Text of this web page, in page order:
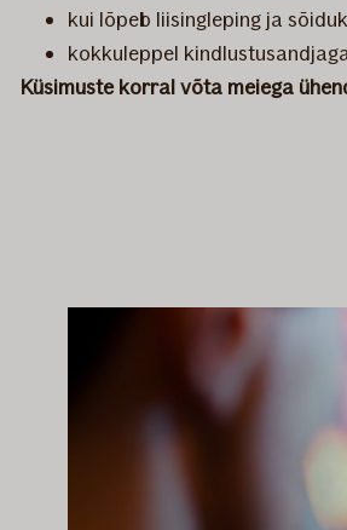
kui lõpeb liisingleping ja
kokkuleppel
Küsimuste korral võta meiega